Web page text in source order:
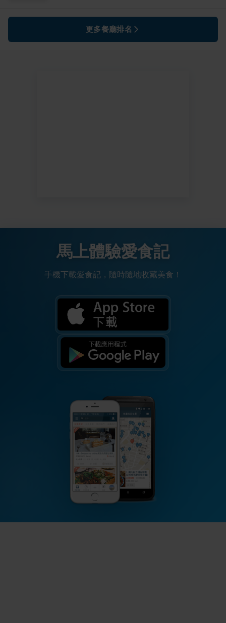
更多餐廳排名
馬上體驗愛食記
手機下載愛食記，隨時隨地收藏美食！